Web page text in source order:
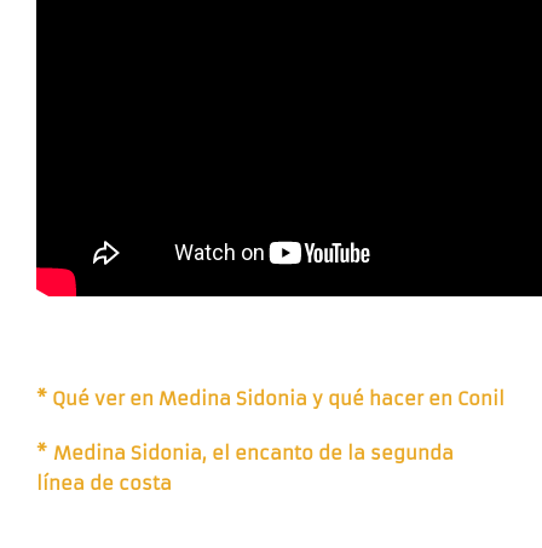
* Qué ver en Medina Sidonia y qué hacer en Conil
* Medina Sidonia, el encanto de la segunda
línea de costa